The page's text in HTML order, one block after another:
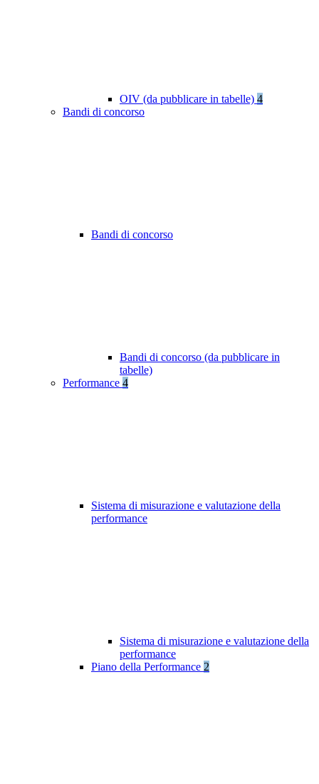
OIV (da pubblicare in tabelle) 4
Bandi di concorso
Bandi di concorso
Bandi di concorso (da pubblicare in
tabelle)
Performance 4
Sistema di misurazione e valutazione della
performance
Sistema di misurazione e valutazione della
performance
Piano della Performance 2